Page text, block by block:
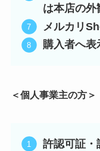
は本店の
メルカリ
購入者へ表
＜個人事業主の方＞
許認可証